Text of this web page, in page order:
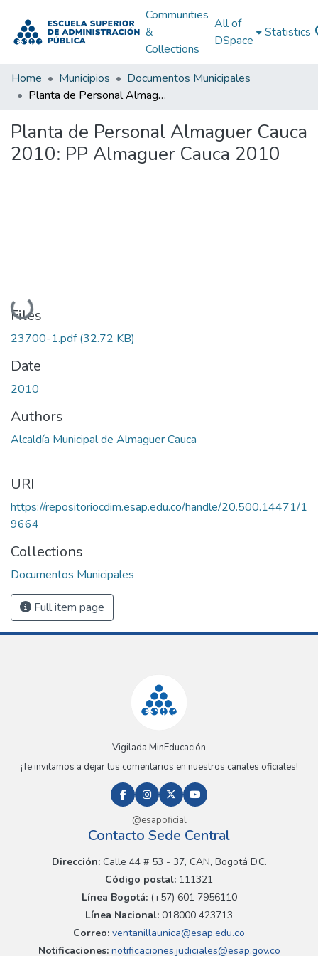
Communities
&
Collections
All of
DSpace
Statistics
Home Municipios
Documentos Municipales
Planta de Personal Almaguer Cauca 2010: PP Almaguer Cauca 2010
Planta de Personal Almaguer Cauca
2010: PP Almaguer Cauca 2010
Loading...
Files
23700-1.pdf(32.72 KB)
Date
2010
Authors
Alcaldía Municipal de Almaguer Cauca
URI
https://repositoriocdim.esap.edu.co/handle/20.500.14471/1
9664
Collections
Documentos Municipales
Full item page
Vigilada MinEducación
¡Te invitamos a dejar tus comentarios en nuestros canales oficiales!
@esapoficial
Contacto Sede Central
Dirección:Calle 44 # 53 - 37, CAN, Bogotá D.C.
Código postal: 111321
Línea Bogotá:(+57) 601 7956110
Línea Nacional: 018000 423713
Correo: ventanillaunica@esap.edu.co
Notificaciones:notificaciones.judiciales@esap.gov.co